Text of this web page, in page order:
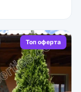
Топ оферта